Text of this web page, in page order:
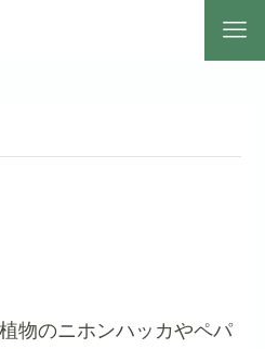
物のニホンハッカやペパ